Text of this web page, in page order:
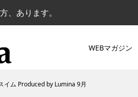
、あります。
WEBマガジン
イム Produced by Lumina 9月